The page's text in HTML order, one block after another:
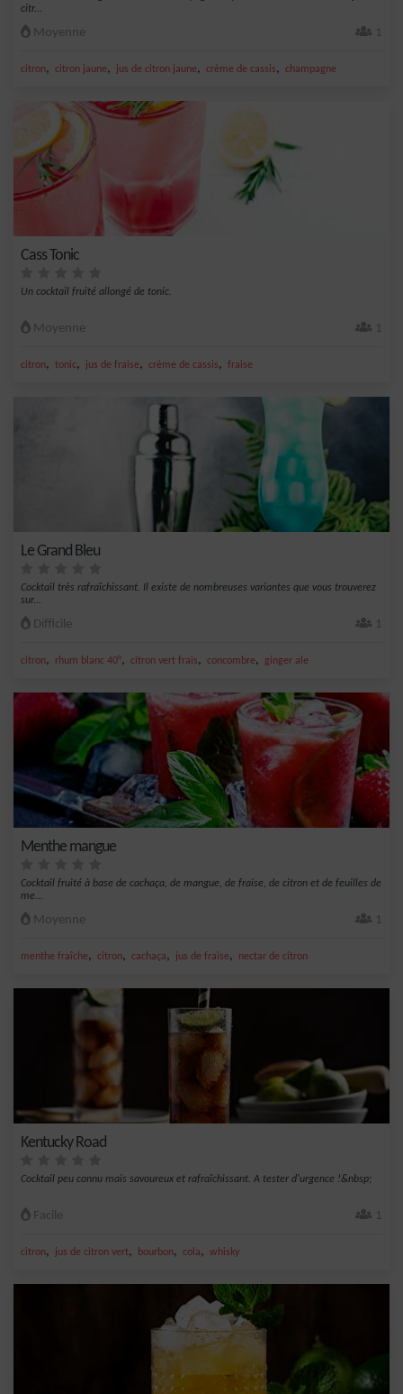
citr...
Moyenne 1
citron, citron jaune, jus de citron jaune, crème de cassis, champagne
Cass Tonic
Un cocktail fruité allongé de tonic.
Moyenne 1
citron, tonic, jus de fraise, crème de cassis, fraise
Le Grand Bleu
Cocktail très rafraîchissant. Il existe de nombreuses variantes que vous trouverez
sur...
Difficile 1
citron, rhum blanc 40°, citron vert frais, concombre, ginger ale
Menthe mangue
Cocktail fruité à base de cachaça, de mangue, de fraise, de citron et de feuilles de
me...
Moyenne 1
menthe fraîche, citron, cachaça, jus de fraise, nectar de citron
Kentucky Road
Cocktail peu connu mais savoureux et rafraîchissant. A tester d'urgence !&nbsp;
Facile 1
citron, jus de citron vert, bourbon, cola, whisky